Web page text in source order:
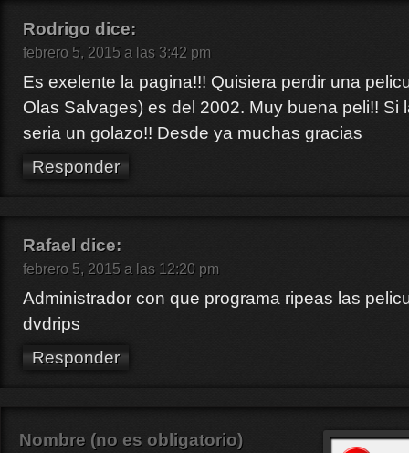
Rodrigo dice:
febrero 5, 2015 a las 3:42 pm
Es exelente la pagina!!! Quisiera perdir una
Olas Salvages) es del 2002. Muy buena peli!! Si
seria un golazo!! Desde ya muchas gracias
Responder
Rafael dice:
febrero 5, 2015 a las 12:20 pm
Administrador con que programa ripeas las
dvdrips
Responder
Nombre (no es obligatorio)